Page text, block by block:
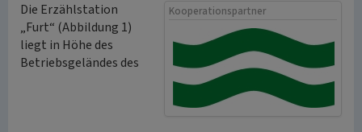
Kooperationspartner
Die Erzählstation
„Furt“ (Abbildung 1)
liegt in Höhe des
Betriebsgeländes des